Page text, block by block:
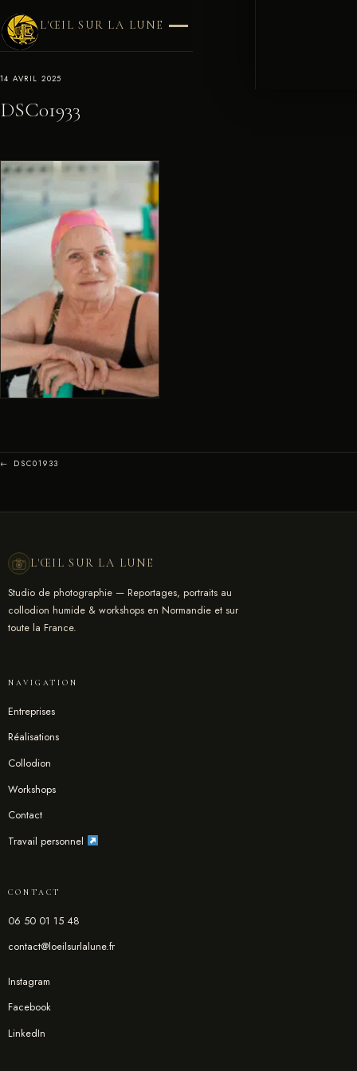
L'ŒIL SUR LA LUNE
14 AVRIL 2025
DSC01933
← DSC01933
L'ŒIL SUR LA LUNE
Studio de photographie — Reportages, portraits au
collodion humide & workshops en Normandie et sur
toute la France.
NAVIGATION
Entreprises
Réalisations
Collodion
Workshops
Contact
Travail personnel
CONTACT
06 50 01 15 48
contact@loeilsurlalune.fr
Instagram
Facebook
LinkedIn